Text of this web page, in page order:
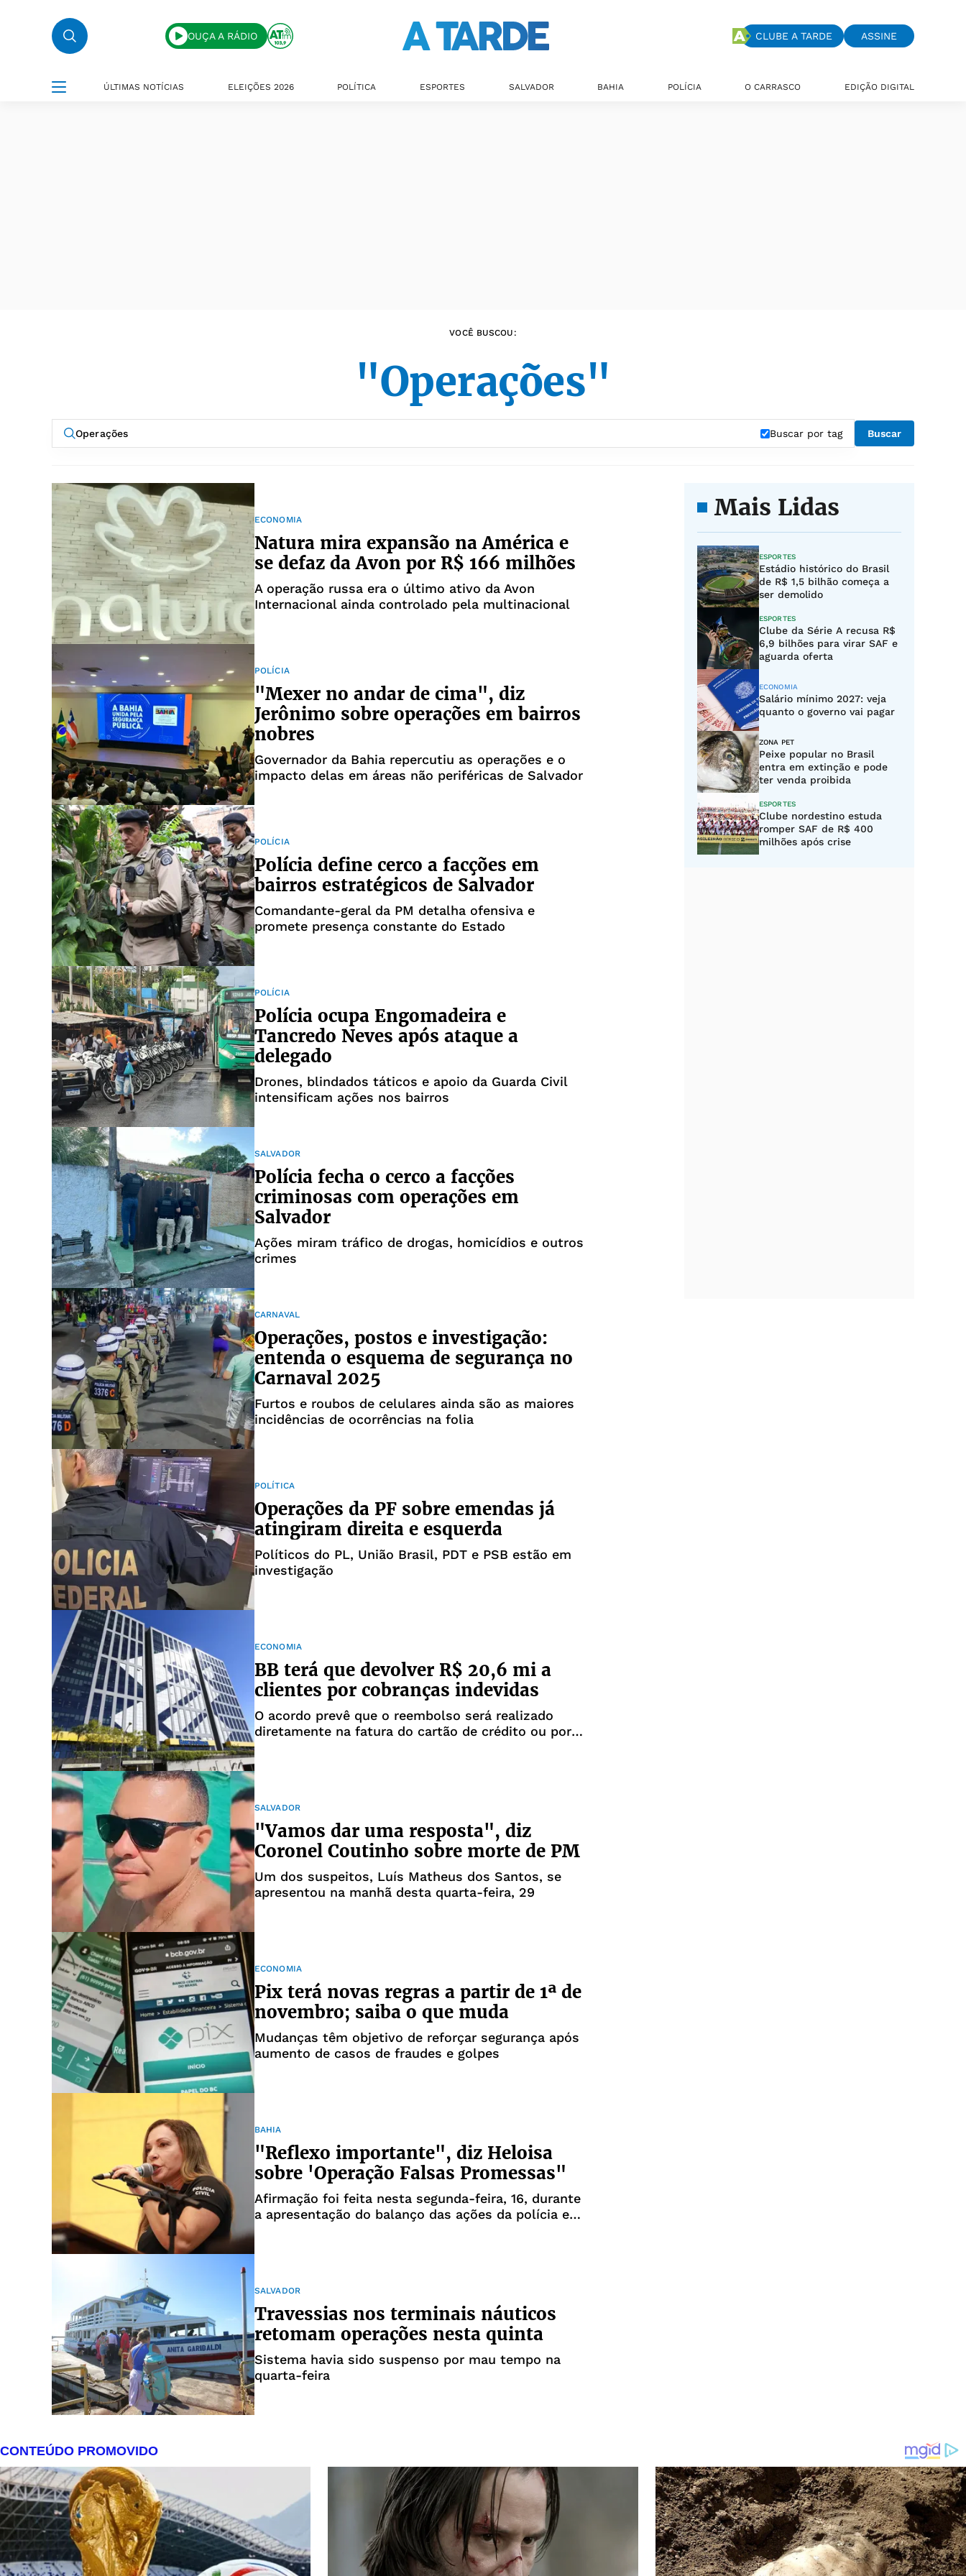
OUÇA A RÁDIO CLUBE A TARDE ASSINE
ÚLTIMAS NOTÍCIAS ELEIÇÕES 2026 POLÍTICA ESPORTES SALVADOR BAHIA POLÍCIA O CARRASCO EDIÇÃO DIGITAL
VOCÊ BUSCOU:
"Operações"
Buscar por tag Buscar
ECONOMIA
Natura mira expansão na América e
se defaz da Avon por R$ 166 milhões
A operação russa era o último ativo da Avon
Internacional ainda controlado pela multinacional
POLÍCIA
"Mexer no andar de cima", diz
Jerônimo sobre operações em bairros
nobres
Governador da Bahia repercutiu as operações e o
impacto delas em áreas não periféricas de Salvador
POLÍCIA
Polícia define cerco a facções em
bairros estratégicos de Salvador
Comandante-geral da PM detalha ofensiva e
promete presença constante do Estado
POLÍCIA
Polícia ocupa Engomadeira e
Tancredo Neves após ataque a
delegado
Drones, blindados táticos e apoio da Guarda Civil
intensificam ações nos bairros
SALVADOR
Polícia fecha o cerco a facções
criminosas com operações em
Salvador
Ações miram tráfico de drogas, homicídios e outros
crimes
CARNAVAL
Operações, postos e investigação:
entenda o esquema de segurança no
Carnaval 2025
Furtos e roubos de celulares ainda são as maiores
incidências de ocorrências na folia
POLÍTICA
Operações da PF sobre emendas já
atingiram direita e esquerda
Políticos do PL, União Brasil, PDT e PSB estão em
investigação
ECONOMIA
BB terá que devolver R$ 20,6 mi a
clientes por cobranças indevidas
O acordo prevê que o reembolso será realizado
diretamente na fatura do cartão de crédito ou por
SALVADOR
"Vamos dar uma resposta", diz
Coronel Coutinho sobre morte de PM
Um dos suspeitos, Luís Matheus dos Santos, se
apresentou na manhã desta quarta-feira, 29
ECONOMIA
Pix terá novas regras a partir de 1ª de
novembro; saiba o que muda
Mudanças têm objetivo de reforçar segurança após
aumento de casos de fraudes e golpes
BAHIA
"Reflexo importante", diz Heloisa
sobre 'Operação Falsas Promessas"
Afirmação foi feita nesta segunda-feira, 16, durante
a apresentação do balanço das ações da polícia e
SALVADOR
Travessias nos terminais náuticos
retomam operações nesta quinta
Sistema havia sido suspenso por mau tempo na
quarta-feira
Mais Lidas
ESPORTES
Estádio histórico do Brasil
de R$ 1,5 bilhão começa a
ser demolido
ESPORTES
Clube da Série A recusa R$
6,9 bilhões para virar SAF e
aguarda oferta
ECONOMIA
Salário mínimo 2027: veja
quanto o governo vai pagar
ZONA PET
Peixe popular no Brasil
entra em extinção e pode
ter venda proibida
ESPORTES
Clube nordestino estuda
romper SAF de R$ 400
milhões após crise